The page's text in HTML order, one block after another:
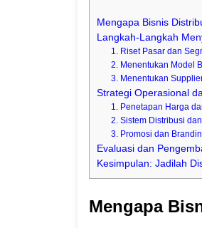
Mengapa Bisnis
Langkah-Langkah
1. Riset Pasar dan
2. Menentukan Model
3. Menentukan
Strategi Operasional
1. Penetapan Harga
2. Sistem Distribusi
3. Promosi dan
Evaluasi dan
Kesimpulan: Jadilah
Mengapa